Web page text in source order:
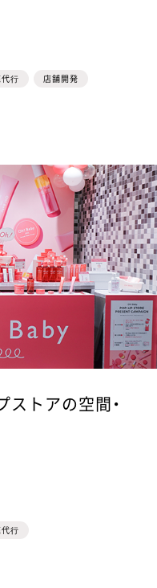
⾏ 店舗開発
ストアの空間・
⾏